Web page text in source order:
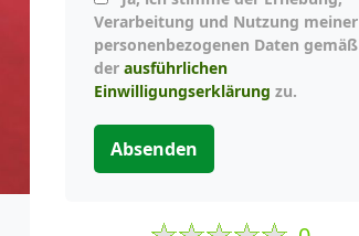
Verarbeitung und Nutzung meiner
personenbezogenen Daten gemäß
der ausführlichen
Einwilligungserklärung zu.
Absenden